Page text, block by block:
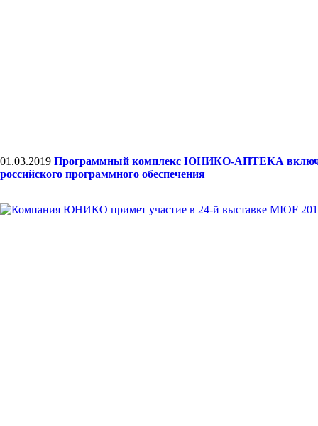
01.03.2019 Программный комплекс ЮНИКО-АПТЕКА
российского программного обеспечения